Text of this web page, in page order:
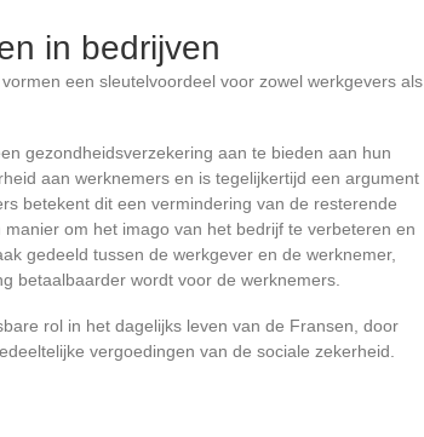
in bedrijven
een sleutelvoordeel voor zowel werkgevers als
gezondheidsverzekering aan te bieden aan hun
aan werknemers en is tegelijkertijd een argument
betekent dit een vermindering van de resterende
om het imago van het bedrijf te verbeteren en
gedeeld tussen de werkgever en de werknemer,
betaalbaarder wordt voor de werknemers.
rol in het dagelijks leven van de Fransen, door
vergoedingen van de sociale zekerheid.